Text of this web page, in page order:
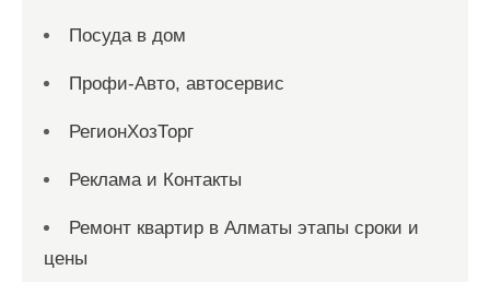
Посуда в дом
Профи-Авто, автосервис
РегионХозТорг
Реклама и Контакты
Ремонт квартир в Алматы этапы сроки и
цены